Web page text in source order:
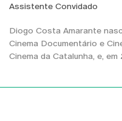
Assistente Convidado
Diogo Costa Amarante
Cinema Documentário e
Cinema da Catalunha, e, em